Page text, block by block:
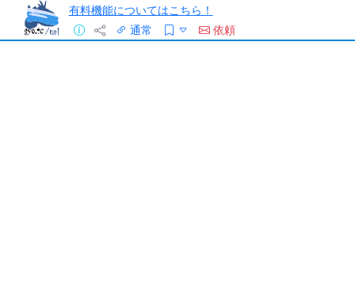
有料機能についてはこちら！
通常
依頼